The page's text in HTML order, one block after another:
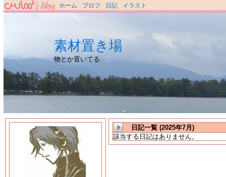
ホーム プロフ 日記 イラスト
素材置き場
物とか置いてる
日記一覧 (2025年7月)
該当する日記はありません。